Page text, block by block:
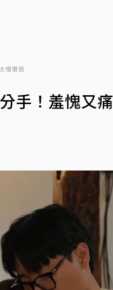
憎恨我
手！羞愧又